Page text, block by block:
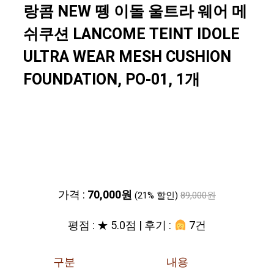
랑콤 NEW 뗑 이돌 울트라 웨어 메
쉬쿠션 LANCOME TEINT IDOLE
ULTRA WEAR MESH CUSHION
FOUNDATION, PO-01, 1개
가격 : 70,000원 (21% 할인) 89,000원
평점 : ★ 5.0점 | 후기 : 7건
구분
내용